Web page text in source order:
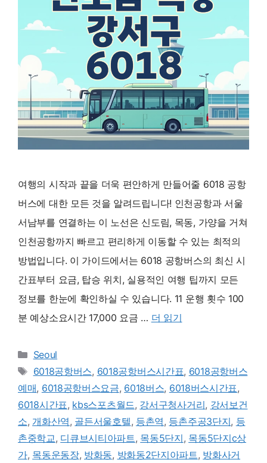
여행의 시작과 끝을 더욱 편안하게 만들어줄 6018 공항
버스에 대한 모든 것을 알려드립니다! 인천공항과 서울
서남부를 연결하는 이 노선은 신도림, 목동, 가양을 거쳐
인천공항까지 빠르고 편리하게 이동할 수 있는 최적의
방법입니다. 이 가이드에서는 6018 공항버스의 최신 시
간표부터 요금, 탑승 위치, 실용적인 여행 팁까지 모든
정보를 한눈에 확인하실 수 있습니다. 11 운행 횟수 100
분 예상소요시간 17,000 요금 … 더 읽기
카
테
고
리
Seoul
태
그
6018공항버스, 6018공항버스시간표, 6018공항버스
예매, 6018공항버스요금, 6018버스, 6018버스시간표,
6018시간표, kbs스포츠월드, 강서구청사거리, 강서보건
소, 개화산역, 골든서울호텔, 등촌역, 등촌주공3단지, 등
촌중학교, 디큐브시티아파트, 목동5단지, 목동5단지c상
가, 목동운동장, 방화동, 방화동2단지아파트, 방화사거